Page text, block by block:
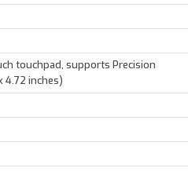
touchpad, supports Precision
4.72 inches)